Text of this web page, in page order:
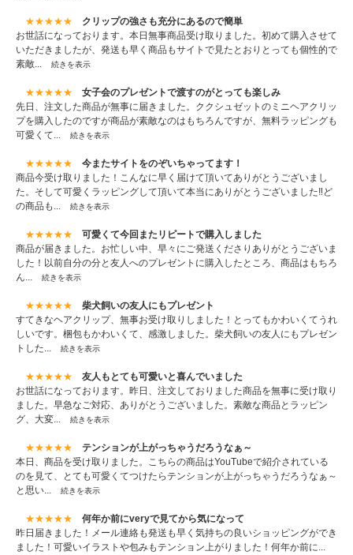
★★★★★
クリップの強さも充分にあるので簡単
お世話になっております。本日無事商品受け取りました。初めて購入させて
いただきましたが、発送も早く商品もサイトで見たとおりとっても個性的で
素敵...
続きを表示
★★★★★
女子会のプレゼントで渡すのがとっても楽しみ
先日、注文した商品が無事に届きました。ククシュゼットのミニヘアクリッ
プを購入したのですが商品が素敵なのはもちろんですが、無料ラッピングも
可愛くて...
続きを表示
★★★★★
今またサイトをのぞいちゃってます！
商品今受け取りました！こんなに早く届けて頂いてありがとうございまし
た。そして可愛くラッピングして頂いて本当にありがとうございました‼︎ど
の商品も...
続きを表示
★★★★★
可愛くて今回またリピートで購入しました
商品が届きました。お忙しい中、早々にご発送くださりありがとうございま
した！以前自分の分と友人へのプレゼントに購入したところ、商品はもちろ
ん...
続きを表示
★★★★★
柴犬飼いの友人にもプレゼント
すてきなヘアクリップ、無事お受け取りしました！とってもかわいくてうれ
しいです。梱包もかわいくて、感激しました。柴犬飼いの友人にもプレゼン
トした...
続きを表示
★★★★★
友人もとても可愛いと喜んでいました
お世話になっております。昨日、注文しておりました商品を無事に受け取り
ました。早急なご対応、ありがとうございました。素敵な商品とラッピン
グ、大変...
続きを表示
★★★★★
テンションが上がっちゃうだろうなぁ～
本日、商品を受け取りました。こちらの商品はYouTubeで紹介されている
のを見て、とても可愛くてつけたらテンションが上がっちゃうだろうなぁ～
と思い...
続きを表示
★★★★★
何年か前にveryで見てから気になって
昨日届きました！メール連絡も発送も早く気持ちの良いショッピングができ
ました！可愛いイラストや包みもテンション上がりました！何年か前に...